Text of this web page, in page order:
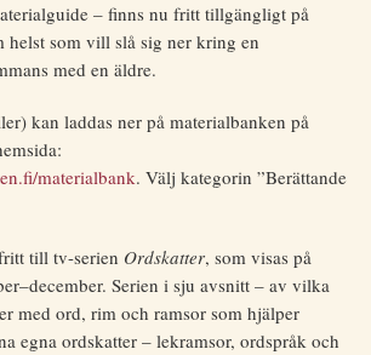
– finns nu fritt tillgängligt på
helst som vill slå sig ner kring en
med en äldre.
kan laddas ner på materialbanken på
materialbank. Välj kategorin ”Berättande
till tv-serien Ordskatter, som visas på
Serien i sju avsnitt – av vilka
med ord, rim och ramsor som hjälper
egna ordskatter – lekramsor, ordspråk och